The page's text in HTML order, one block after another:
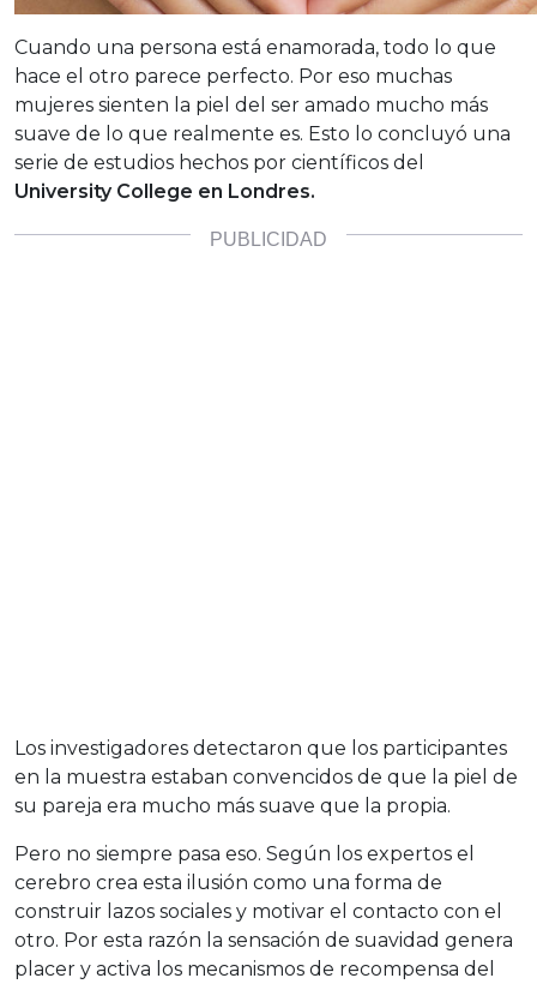
Cuando una persona está enamorada, todo lo que
hace el otro parece perfecto. Por eso muchas
mujeres sienten la piel del ser amado mucho más
suave de lo que realmente es. Esto lo concluyó una
serie de estudios hechos por científicos del
University College en Londres.
Los investigadores detectaron que los participantes
en la muestra estaban convencidos de que la piel de
su pareja era mucho más suave que la propia.
Pero no siempre pasa eso. Según los expertos el
cerebro crea esta ilusión como una forma de
construir lazos sociales y motivar el contacto con el
otro. Por esta razón la sensación de suavidad genera
placer y activa los mecanismos de recompensa del